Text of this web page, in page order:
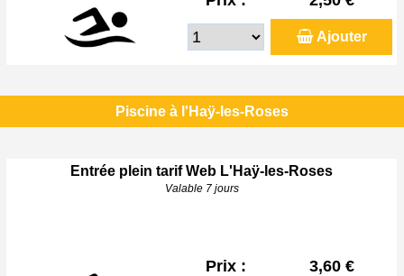
Ajouter
Piscine à l'Haÿ-les-Roses
Entrée plein tarif Web L'Haÿ-les-Roses
Valable 7 jours
Prix : 3,60 €